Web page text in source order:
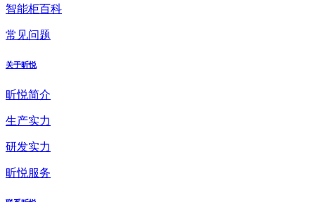
智能柜百科
常见问题
关于昕悦
昕悦简介
生产实力
研发实力
昕悦服务